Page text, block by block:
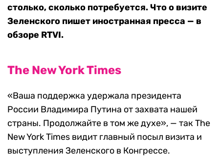
столько, сколько потребуется. Что о визите
Зеленского пишет иностранная пресса — в
обзоре RTVI.
The New York Times
«Ваша поддержка удержала президента
России Владимира Путина от захвата нашей
страны. Продолжайте в том же духе», — так The
New York Times видит главный посыл визита и
выступления Зеленского в Конгрессе.